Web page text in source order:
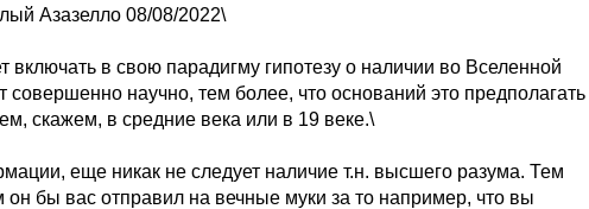
Азазелло 08/08/2022\
включать в свою парадигму гипотезу о наличии во Вселенной
совершенно научно, тем более, что оснований это предполагать
скажем, в средние века или в 19 веке.\
еще никак не следует наличие т.н. высшего разума. Тем
он бы вас отправил на вечные муки за то например, что вы